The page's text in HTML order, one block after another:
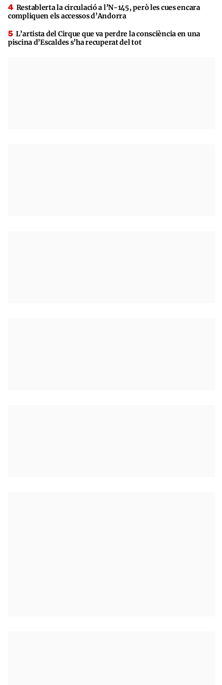
Restablerta la circulació a l’N-145, però les cues encara
compliquen els accessos d’Andorra
L’artista del Cirque que va perdre la consciència en una
piscina d’Escaldes s’ha recuperat del tot